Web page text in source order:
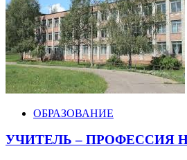
ОБРАЗОВАНИЕ
УЧИТЕЛЬ – ПРОФЕССИЯ